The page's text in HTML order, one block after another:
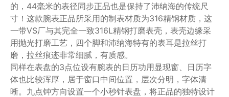
的，44毫米的表径同步正品也是保持了沛纳海的传统尺
寸！这款腕表正品所采用的制表材质为316精钢材质，这
一带VS厂与其完全一致316L精钢打磨表壳，表壳边缘采
用抛光打磨工艺，四个脚和沛纳海特有的表耳是拉丝打
磨，拉丝痕迹非常细腻，有质感。
同样在表盘的3点位设有腕表的日历功用显现窗、日历字
体也比较浑厚，居于窗口中间位置，层次分明，字体清
晰。九点钟方向设置一个小秒针表盘，将正品的独特设计